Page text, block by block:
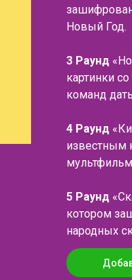
Новый Год.
3 Раунд
картинки
команд
4 Раунд
известным
5 Раунд
котором
народных